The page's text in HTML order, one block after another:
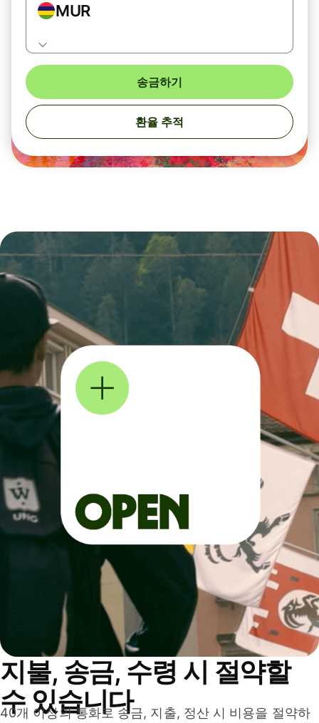
MUR
송금하기
환율 추적
지불, 송금, 수령 시 절약할
수 있습니다
40개 이상의 통화로 송금, 지출, 정산 시 비용을 절약하